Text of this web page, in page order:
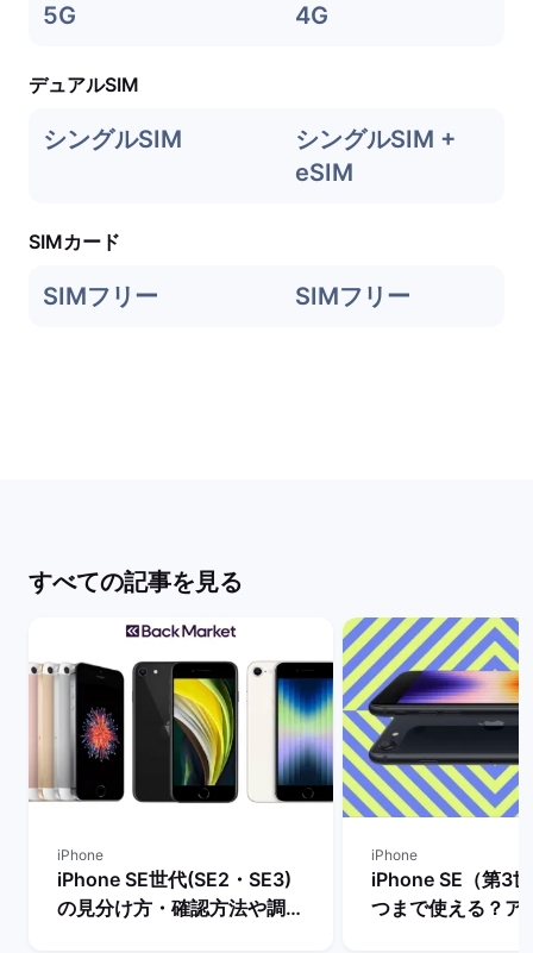
5G 4G
デュアルSIM
シングルSIM
シングルSIM +
eSIM
SIMカード
SIMフリー SIMフリー
すべての記事を見る
iPhone
iPhone SE世代(SE2・SE3)
の見分け方・確認方法や調べ
iPhone
iPhone SE（第3
つまで使える？ア